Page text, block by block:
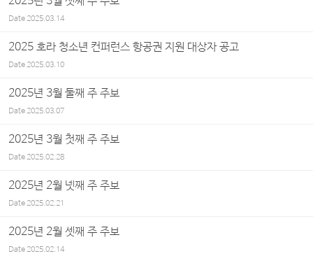
Date2025.03.14
2025 호라 청소년 컨퍼런스 항공권 지원 대상자 공고
Date2025.03.10
2025년 3월 둘째 주 주보
Date2025.03.07
2025년 3월 첫째 주 주보
Date2025.02.28
2025년 2월 넷째 주 주보
Date2025.02.21
2025년 2월 셋째 주 주보
Date2025.02.14